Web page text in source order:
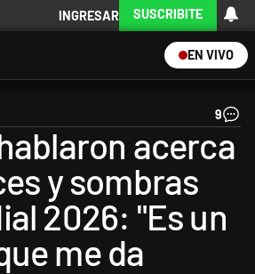
INGRESAR SUSCRIBITE
EN VIVO
9
acerca
y sombras
2026: "Es un
me da